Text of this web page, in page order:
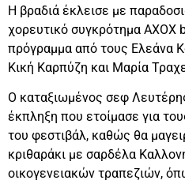
Η βραδιά έκλεισε με
χορευτικό συγκρότημα AXOX
πρόγραμμα από τους Ελεάνα
Κική Καρπύζη και Μαρία
Ο καταξιωμένος σεφ
έκπληξη που ετοίμασε για
του φεστιβάλ, καθώς θα
κριθαράκι με σαρδέλα
οικογενειακών τραπεζιών,